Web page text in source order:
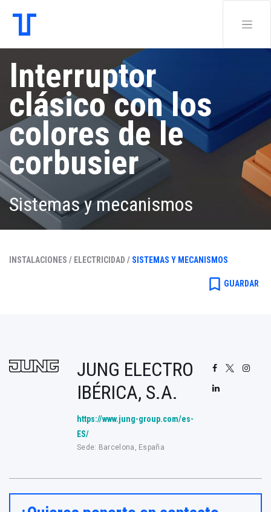
Interruptor
clásico con los
colores de le
corbusier
Sistemas y mecanismos
INSTALACIONES / ELECTRICIDAD / SISTEMAS Y MECANISMOS
bookmark_border GUARDAR
JUNG ELECTRO
IBÉRICA, S.A.
https://www.jung-group.com/es-
ES/
Sede: Barcelona, España